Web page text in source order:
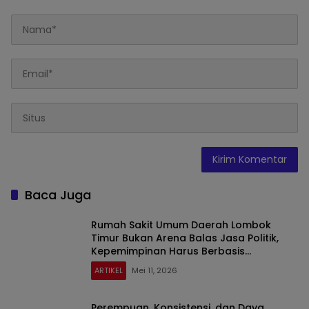
Baca Juga
Rumah Sakit Umum Daerah Lombok
Timur Bukan Arena Balas Jasa Politik,
Kepemimpinan Harus Berbasis
Kompetensi
ARTIKEL Mei 11, 2026